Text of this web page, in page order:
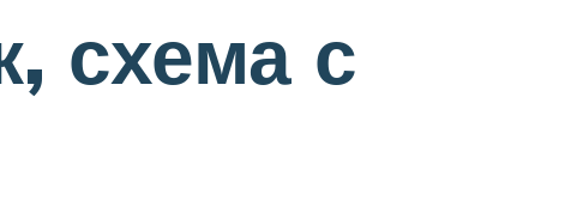
схема с